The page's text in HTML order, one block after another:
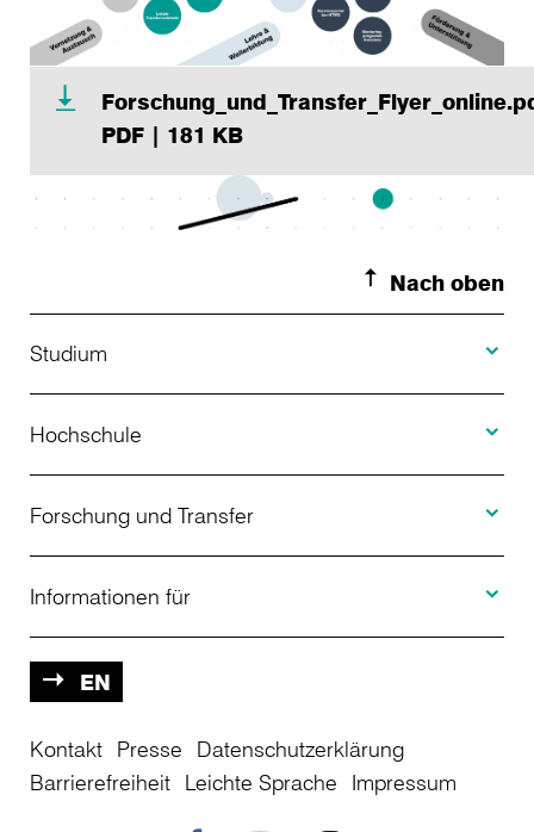
PDF | 181 KB
Nach oben
Studium
Studienangebot
Bewerbung
Studienberatung
Weiterbildung
Studienkolleg
Hochschule
Über uns
Aktuelles
Veranstaltungen
Einrichtungen
Forschung und Transfer
Projekte
Informationen für
Studieninteressierte
Studierende
EN
Kontakt Presse
Datenschutzerklärung
Barrierefreiheit Leichte Sprache Impressum